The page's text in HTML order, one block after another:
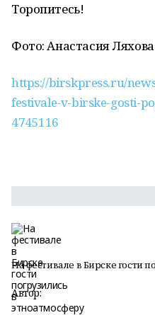
Торопитесь!
Фото: Анастасия Ляхова
https://birskpress.ru/
festivale-v-birske-gosti-
4745116
На фестивале в Бирске гости
Автор: